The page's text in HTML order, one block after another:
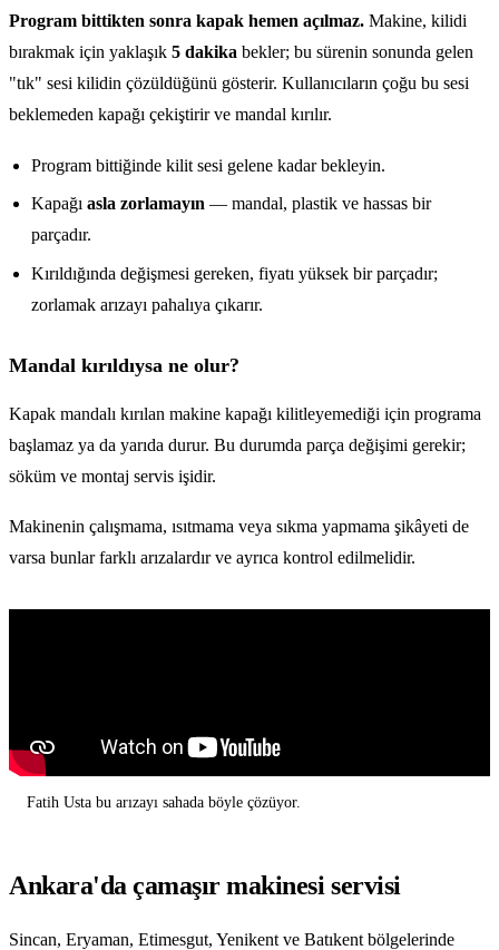
Program bittikten sonra kapak hemen açılmaz. Makine, kilidi
bırakmak için yaklaşık 5 dakika bekler; bu sürenin sonunda gelen
"tık" sesi kilidin çözüldüğünü gösterir. Kullanıcıların çoğu bu sesi
beklemeden kapağı çekiştirir ve mandal kırılır.
Program bittiğinde kilit sesi gelene kadar bekleyin.
Kapağı asla zorlamayın — mandal, plastik ve hassas bir
parçadır.
Kırıldığında değişmesi gereken, fiyatı yüksek bir parçadır;
zorlamak arızayı pahalıya çıkarır.
Mandal kırıldıysa ne olur?
Kapak mandalı kırılan makine kapağı kilitleyemediği için programa
başlamaz ya da yarıda durur. Bu durumda parça değişimi gerekir;
söküm ve montaj servis işidir.
Makinenin çalışmama, ısıtmama veya sıkma yapmama şikâyeti de
varsa bunlar farklı arızalardır ve ayrıca kontrol edilmelidir.
Fatih Usta bu arızayı sahada böyle çözüyor.
Ankara'da çamaşır makinesi servisi
Sincan, Eryaman, Etimesgut, Yenikent ve Batıkent bölgelerinde